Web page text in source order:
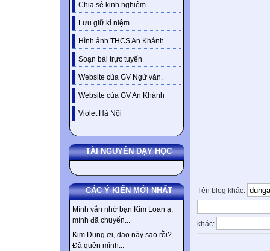
Chia sẻ kinh nghiệm
Lưu giữ kỉ niệm
Hình ảnh THCS An Khánh
Soạn bài trực tuyến
Website của GV Ngữ văn.
Website của GV An Khánh
Violet Hà Nội
TÀI NGUYÊN DẠY HỌC
CÁC Ý KIẾN MỚI NHẤT
Mình vẫn nhớ bạn Kim Loan ạ,
mình đã chuyển...
Kim Dung ơi, dạo này sao rồi?
Đã quên mình...
Tên blog khác:
khác: